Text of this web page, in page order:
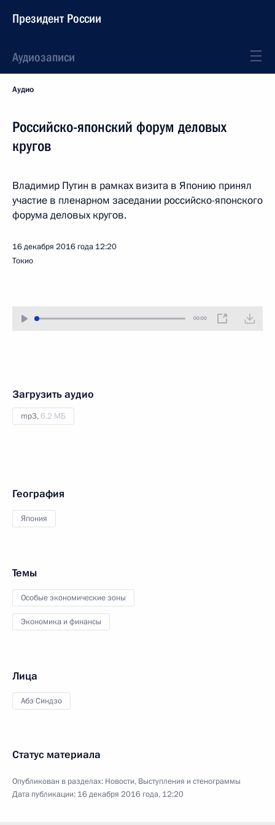
Президент России
Аудиозаписи
Аудио
Российско-японский форум деловых
кругов
Владимир Путин в рамках визита в Японию принял
участие в пленарном заседании российско-японского
форума деловых кругов.
16 декабря 2016 года 12:20
Токио
00:00
Загрузить аудио
mp3,6.2 МБ
География
Япония
Темы
Особые экономические зоны
Экономика и финансы
Лица
Абэ Синдзо
Статус материала
Опубликован в разделах: Новости, Выступления и стенограммы
Дата публикации: 16 декабря 2016 года, 12:20